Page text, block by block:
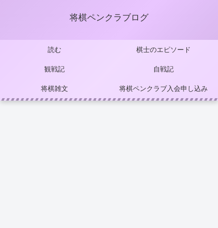
将棋ペンクラブログ
読む 棋士のエピソード
観戦記 自戦記
将棋雑文 将棋ペンクラブ入会申し込み